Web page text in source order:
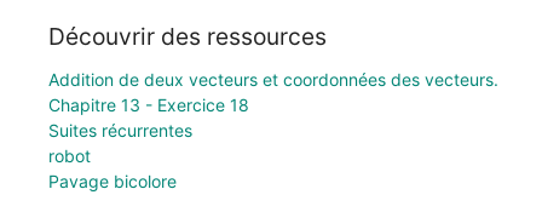
Découvrir des ressources
Addition de deux vecteurs et coordonnées des vecteurs.
Chapitre 13 - Exercice 18
Suites récurrentes
robot
Pavage bicolore